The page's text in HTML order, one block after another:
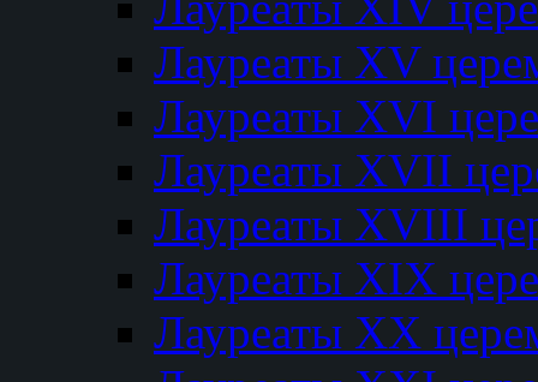
Лауреаты XV
Лауреаты XVI
Лауреаты XVII
Лауреаты XVIII
Лауреаты XIX
Лауреаты XX